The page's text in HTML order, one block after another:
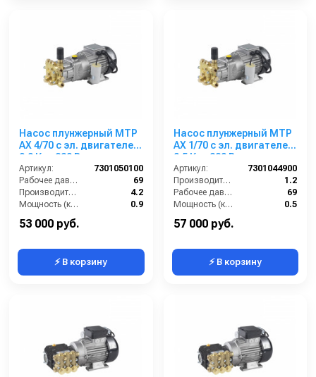
Насос плунжерный MTP
AX 4/70 с эл. двигателем
0,9 Квт 220 В
Артикул:
7301050100
Рабочее давление (бар):
69
Производительность (л/мин):
4.2
Мощность (кВт):
0.9
Обороты двигателя (об/мин):
53 000 руб.
⚡ В корзину
Насос плунжерный MTP
AX 1/70 с эл. двигателем
0,5 Квт 220 В
Артикул:
7301044900
Производительность (л/мин):
1.2
Рабочее давление (бар):
69
Мощность (кВт):
0.5
Обороты двигателя (об/мин):
57 000 руб.
⚡ В корзину